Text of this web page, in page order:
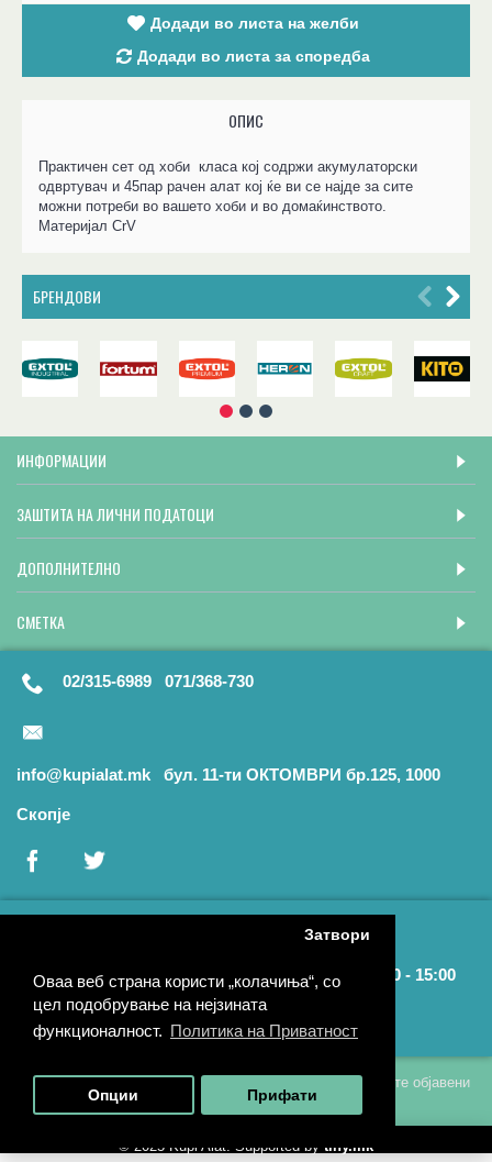
Оваа веб страна користи „колачиња“, со
цел подобрување на нејзината
функционалност. Политика на Приватност
Затвори
Опции Прифати
Додади во листа на желби
Додади во листа за споредба
ОПИС
Практичен сет од хоби класа кој содржи акумулаторски
одвртувач и 45пар рачен алат кој ќе ви се најде за сите
можни потреби во вашето хоби и во домаќинството.
Материјал CrV
БРЕНДОВИ
ИНФОРМАЦИИ
ЗАШТИТА НА ЛИЧНИ ПОДАТОЦИ
ДОПОЛНИТЕЛНО
СМЕТКА
02/315-6989 071/368-730
info@kupialat.mk бул. 11-ти ОКТОМВРИ бр.125, 1000
Скопје
Раб. време: Пон. - Пет.: 09:00 - 17:00 | Саб.: 09:00 - 15:00
Локација на Продавницата
Купи Алат го задржува правото на промена на податоците објавени
на овој веб сајт без претходна најава.
© 2025 Kupi Alat. Supported by tiny.mk